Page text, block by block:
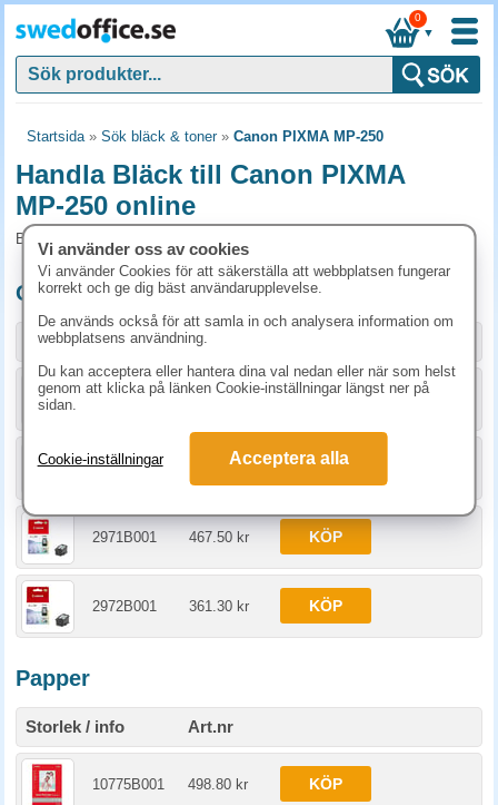
▼
0
Startsida» Sök bläck & toner» Canon PIXMA MP-250
Handla Bläck till Canon PIXMA
MP-250 online
Bläck och tillbehör som passar till Canon PIXMA MP-250
Originalprodukter till Canon PIXMA MP-250
Storlek / info Art.nr
2969B001 KÖP
2970B001 283.80 kr KÖP
2971B001 467.50 kr KÖP
2972B001 361.30 kr KÖP
Papper
Storlek / info Art.nr
10775B001 498.80 kr KÖP
Vi använder oss av cookies
Vi använder Cookies för att säkerställa att webbplatsen fungerar
korrekt och ge dig bäst användarupplevelse.
De används också för att samla in och analysera information om
webbplatsens användning.
Du kan acceptera eller hantera dina val nedan eller när som helst
genom att klicka på länken Cookie-inställningar längst ner på
sidan.
Cookie-inställningar Acceptera alla